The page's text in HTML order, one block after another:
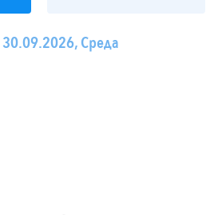
Среда